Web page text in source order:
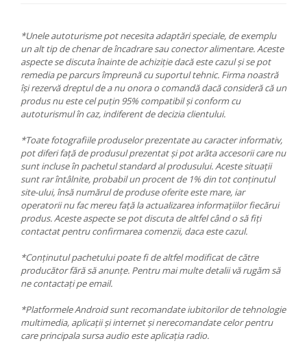
*Unele autoturisme pot necesita adaptări speciale, de exemplu
un alt tip de chenar de încadrare sau conector alimentare. Aceste
aspecte se discuta înainte de achiziție dacă este cazul și se pot
remedia pe parcurs împreună cu suportul tehnic. Firma noastră
își rezervă dreptul de a nu onora o comandă dacă consideră că un
produs nu este cel puțin 95% compatibil și conform cu
autoturismul în caz, indiferent de decizia clientului.
*Toate fotografiile produselor prezentate au caracter informativ,
pot diferi față de produsul prezentat și pot arăta accesorii care nu
sunt incluse în pachetul standard al produsului. Aceste situații
sunt rar întâlnite, probabil un procent de 1% din tot conținutul
site-ului, însă numărul de produse oferite este mare, iar
operatorii nu fac mereu față la actualizarea informațiilor fiecărui
produs. Aceste aspecte se pot discuta de altfel când o să fiți
contactat pentru confirmarea comenzii, daca este cazul.
*Conținutul pachetului poate fi de altfel modificat de către
producător fără să anunțe. Pentru mai multe detalii vă rugăm să
ne contactați pe email.
*Platformele Android sunt recomandate iubitorilor de tehnologie
multimedia, aplicații și internet și nerecomandate celor pentru
care principala sursa audio este aplicația radio.